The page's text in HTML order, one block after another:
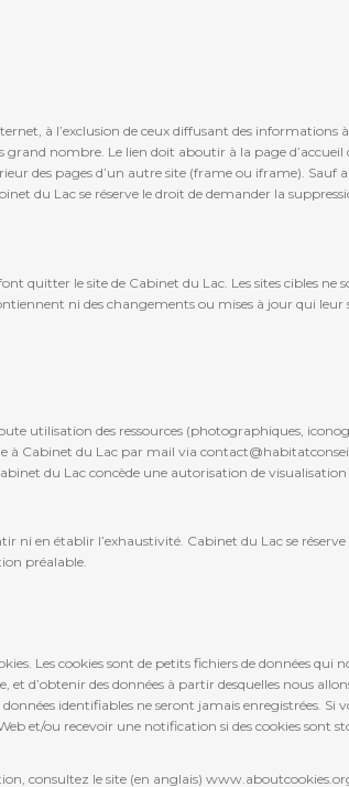
à l’exclusion de ceux diffusant des
nombre. Le lien doit aboutir à la page
des pages d’un autre site (frame ou iframe).
du Lac se réserve le droit de demander la
quitter le site de Cabinet du Lac. Les sites cibles
ni des changements ou mises à jour qui
utilisation des ressources (photographiques,
Cabinet du Lac par mail via
du Lac concède une autorisation de
ni en établir l’exhaustivité. Cabinet du Lac se
préalable.
Les cookies sont de petits fichiers de données
d’obtenir des données à partir desquelles nous
identifiables ne seront jamais enregistrées. Si
et/ou recevoir une notification si des cookies sont
consultez le site (en anglais)